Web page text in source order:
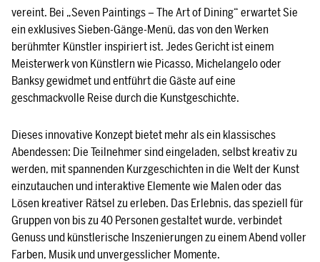
vereint. Bei „Seven Paintings – The Art of Dining“ erwartet Sie
ein exklusives Sieben-Gänge-Menü, das von den Werken
berühmter Künstler inspiriert ist. Jedes Gericht ist einem
Meisterwerk von Künstlern wie Picasso, Michelangelo oder
Banksy gewidmet und entführt die Gäste auf eine
geschmackvolle Reise durch die Kunstgeschichte.
Dieses innovative Konzept bietet mehr als ein klassisches
Abendessen: Die Teilnehmer sind eingeladen, selbst kreativ zu
werden, mit spannenden Kurzgeschichten in die Welt der Kunst
einzutauchen und interaktive Elemente wie Malen oder das
Lösen kreativer Rätsel zu erleben. Das Erlebnis, das speziell für
Gruppen von bis zu 40 Personen gestaltet wurde, verbindet
Genuss und künstlerische Inszenierungen zu einem Abend voller
Farben, Musik und unvergesslicher Momente.